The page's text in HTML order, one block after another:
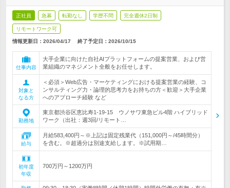
正社員 急募 転勤なし 学歴不問 完全週休2日制
リモートワーク可
情報更新日：2026/04/17 終了予定日： 2026/10/15
仕事内容
大手企業に向けた自社AIプラットフォームの提案営業、および営
業組織のマネジメント全般をお任せします。
対象と
なる方
＜必須＞Web広告・マーケティングにおける提案営業の経験、コ
ンサルティング力・論理的思考力をお持ちの方＜歓迎＞大手企業
へのアプローチ経験 など
勤務地
東京都渋谷区恵比寿1-19-15 ウノサワ東急ビル4階 ハイブリッド
ワーク（出社：週3回/リモート…
給与
月給583,400円～※上記は固定残業代（151,000円～/45時間分）
を含む。※超過分は別途支給します。※試用期…
初年度
年収
700万円～1200万円